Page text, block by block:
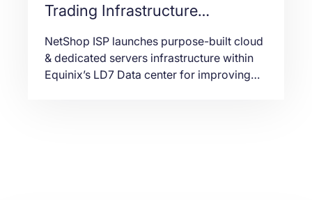
Trading Infrastructure
Resilience through Equinix LD7
Data Center Hosting
NetShop ISP launches purpose-built cloud
& dedicated servers infrastructure within
Equinix’s LD7 Data center for improving